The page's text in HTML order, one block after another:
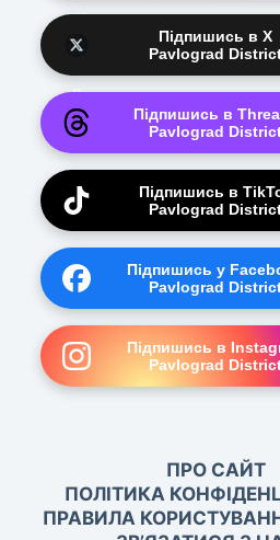
Підпишись в X
Pavlograd
Підпишись в
Pavlograd
Підпишись в
Pavlograd
Підпишись у
Pavlograd
Підпишись в
Pavlograd
ПРО САЙТ
ПОЛІТИКА
ПРАВИЛА